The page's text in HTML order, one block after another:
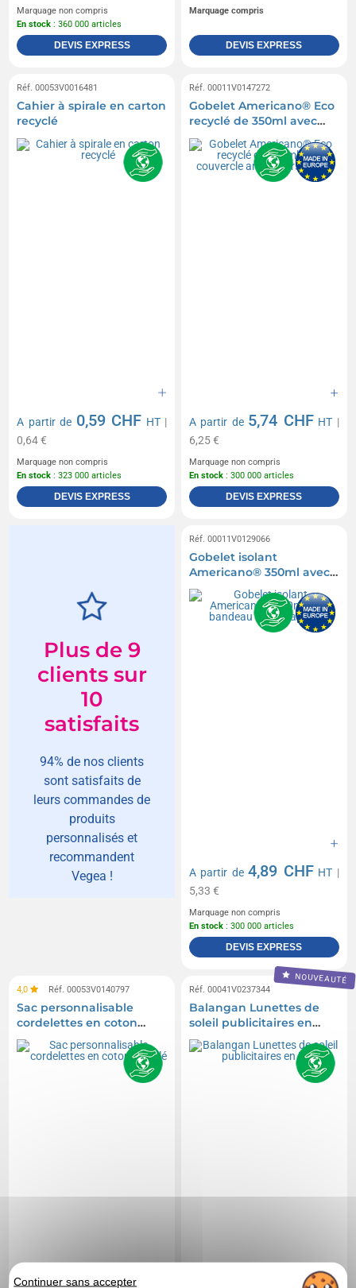
Marquage non compris
En stock : 360 000 articles
DEVIS EXPRESS
Marquage compris
DEVIS EXPRESS
Réf. 00053V0016481
Cahier à spirale en carton
recyclé
A partir de 0,59 CHF HT|
0,64 €
Marquage non compris
En stock : 323 000 articles
DEVIS EXPRESS
Réf. 00011V0147272
Gobelet Americano® Eco
recyclé de 350ml avec
couvercle anti-
déversement
A partir de 5,74 CHF HT |
6,25 €
Marquage non compris
En stock : 300 000 articles
DEVIS EXPRESS
Plus de 9
clients sur
10
satisfaits
94% de nos clients
sont satisfaits de
leurs commandes de
produits
personnalisés et
recommandent
Vegea !
Réf. 00011V0129066
Gobelet isolant
Americano® 350ml avec
bandeau antidérapant
A partir de4,89 CHF HT |
5,33 €
Marquage non compris
En stock : 300 000 articles
DEVIS EXPRESS
4,0 Réf. 00053V0140797
Sac personnalisable
cordelettes en coton
recyclé
NOUVEAUTÉ
Réf. 00041V0237344
Balangan Lunettes de
soleil publicitaires en
RPP
Continuer sans accepter